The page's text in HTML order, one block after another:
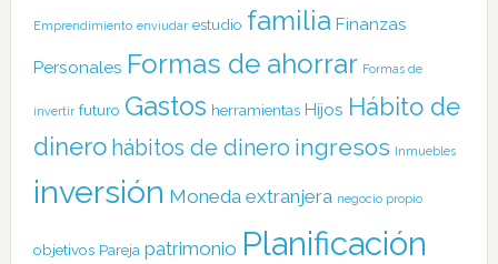
Emprendimiento enviudar estudio familia Finanzas
Personales Formas de ahorrar Formas de
invertir futuro Gastos herramientas Hijos Hábito de
dinero hábitos de dinero ingresos Inmuebles
inversión Moneda extranjera negocio propio
objetivos Pareja patrimonio Planificación